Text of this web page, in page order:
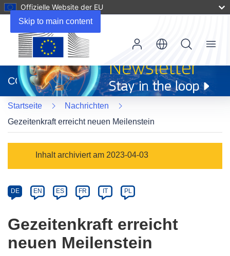
Skip to main content
Offizielle Website der EU
neuem
Fenster)
CORDIS
Menu
Startseite
Nachrichten
Gezeitenkraft erreicht neuen Meilenstein
Category
Inhalt archiviert am 2023-04-03
Article
available
the
following
languages:
DE EN ES FR IT PL
Gezeitenkraft erreicht
neuen Meilenstein